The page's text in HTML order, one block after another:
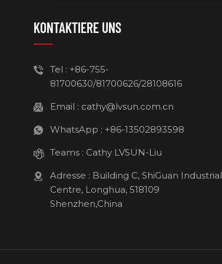
KONTAKTIERE UNS
Tel : +86-755-
81700630/81700626/28108616
Email : cathy@lvsun.com.cn
WhatsApp : +86-13502893598
Teams : Cathy LVSUN-Liu
Adresse : Building C, ShiGuan Industrial
Centre, Longhua, 518109
Shenzhen,China